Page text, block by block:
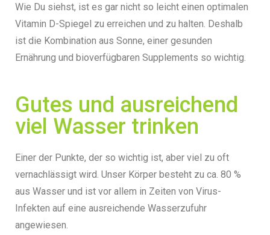
Wie Du siehst, ist es gar nicht so leicht einen optimalen
Vitamin D-Spiegel zu erreichen und zu halten. Deshalb
ist die Kombination aus Sonne, einer gesunden
Ernährung und bioverfügbaren Supplements so wichtig.
Gutes und ausreichend
viel Wasser trinken
Einer der Punkte, der so wichtig ist, aber viel zu oft
vernachlässigt wird. Unser Körper besteht zu ca. 80 %
aus Wasser und ist vor allem in Zeiten von Virus-
Infekten auf eine ausreichende Wasserzufuhr
angewiesen.